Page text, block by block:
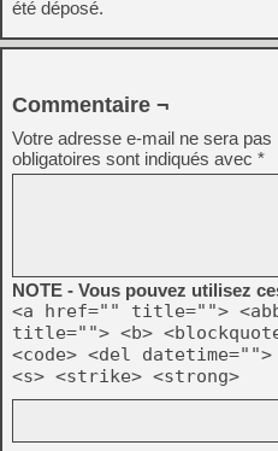
été déposé.
Commentaire ¬
Votre adresse e-mail ne sera pas
obligatoires sont indiqués avec *
NOTE - Vous pouvez utilisez
<a href="" title="">
title=""> <b>
<code> <del
<s> <strike> <strong>